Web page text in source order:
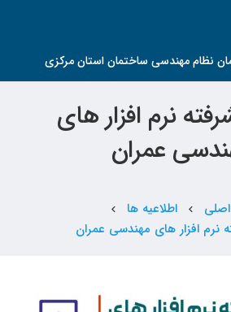
نظام مهندسی ساختمان استان مرکزی
نرم افزار های
عمران
chevron_left اطلاعیه ها chevron_left
نرم افزار های مهندسی عمران